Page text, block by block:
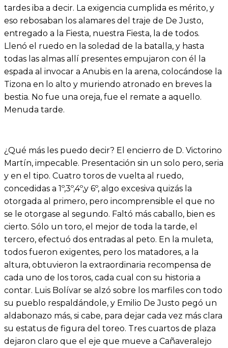
tardes iba a decir. La exigencia cumplida es mérito, y
eso rebosaban los alamares del traje de De Justo,
entregado a la Fiesta, nuestra Fiesta, la de todos.
Llenó el ruedo en la soledad de la batalla, y hasta
todas las almas allí presentes empujaron con él la
espada al invocar a Anubis en la arena, colocándose la
Tizona en lo alto y muriendo atronado en breves la
bestia. No fue una oreja, fue el remate a aquello.
Menuda tarde.
¿Qué más les puedo decir? El encierro de D. Victorino
Martín, impecable. Presentación sin un solo pero, seria
y en el tipo. Cuatro toros de vuelta al ruedo,
concedidas a 1º,3º,4º,y 6º, algo excesiva quizás la
otorgada al primero, pero incomprensible el que no
se le otorgase al segundo. Faltó más caballo, bien es
cierto. Sólo un toro, el mejor de toda la tarde, el
tercero, efectuó dos entradas al peto. En la muleta,
todos fueron exigentes, pero los matadores, a la
altura, obtuvieron la extraordinaria recompensa de
cada uno de los toros, cada cual con su historia a
contar. Luis Bolívar se alzó sobre los marfiles con todo
su pueblo respaldándole, y Emilio De Justo pegó un
aldabonazo más, si cabe, para dejar cada vez más clara
su estatus de figura del toreo. Tres cuartos de plaza
dejaron claro que el eje que mueve a Cañaveralejo